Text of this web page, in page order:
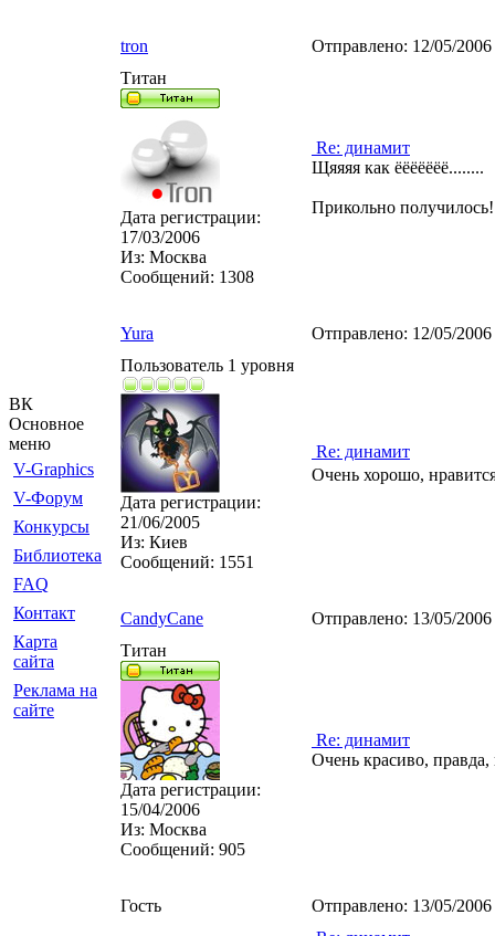
ВК
Основное
меню
V-Graphics
V-Форум
Конкурсы
Библиотека
FAQ
Контакт
Карта
сайта
Реклама на
сайте
tron Отправлено: 12/05/
Титан
Дата регистрации:
17/03/2006
Из: Москва
Сообщений: 1308
Re: динамит
Щяяяя как ёёёёёёё........
Прикольно получилось!
Yura Отправлено: 12/05/
Пользователь 1 уровня
Дата регистрации:
21/06/2005
Из: Киев
Сообщений: 1551
Re: динамит
Очень хорошо,
CandyCane Отправлено: 13/05/
Титан
Дата регистрации:
15/04/2006
Из: Москва
Сообщений: 905
Re: динамит
Очень красиво,
Гость Отправлено: 13/05/